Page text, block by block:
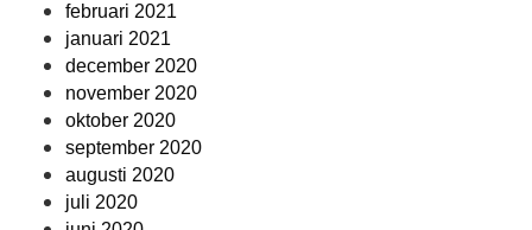
februari 2021
januari 2021
december 2020
november 2020
oktober 2020
september 2020
augusti 2020
juli 2020